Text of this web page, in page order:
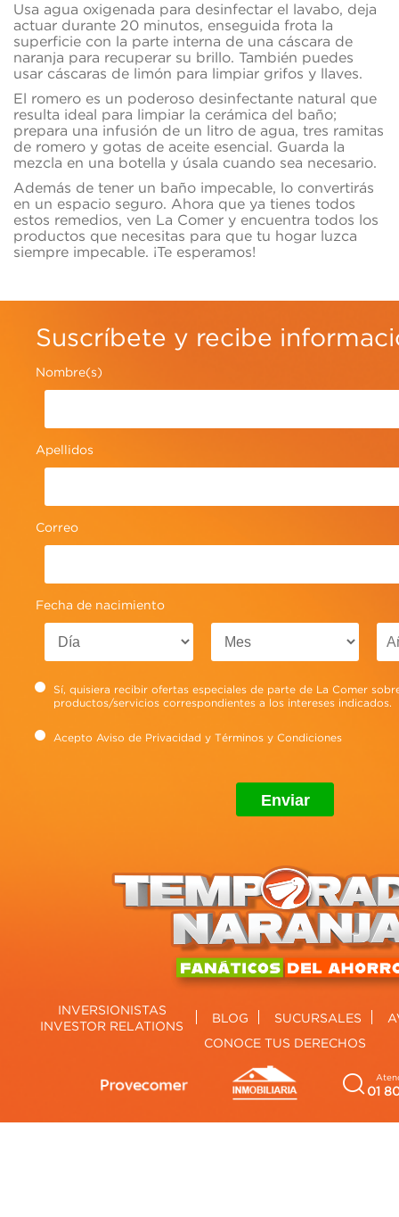
Usa agua oxigenada para desinfectar el lavabo, deja
actuar durante 20 minutos, enseguida frota la
superficie con la parte interna de una cáscara de
naranja para recuperar su brillo. También puedes
usar cáscaras de limón para limpiar grifos y llaves.
El romero es un poderoso desinfectante natural que
resulta ideal para limpiar la cerámica del baño;
prepara una infusión de un litro de agua, tres ramitas
de romero y gotas de aceite esencial. Guarda la
mezcla en una botella y úsala cuando sea necesario.
Además de tener un baño impecable, lo convertirás
en un espacio seguro. Ahora que ya tienes todos
estos remedios, ven La Comer y encuentra todos los
productos que necesitas para que tu hogar luzca
siempre impecable. ¡Te esperamos!
Suscríbete y recibe
Nombre(s)
Apellidos
Correo
Fecha de nacimiento
Sí, quisiera recibir ofertas especiales de parte de La Comer
productos/servicios correspondientes a los intereses indicados.
Acepto Aviso de Privacidad y Términos y Condiciones
INVERSIONISTAS
INVESTOR RELATIONS
BLOG SUCURSALES
CONOCE TUS DERECHOS
01